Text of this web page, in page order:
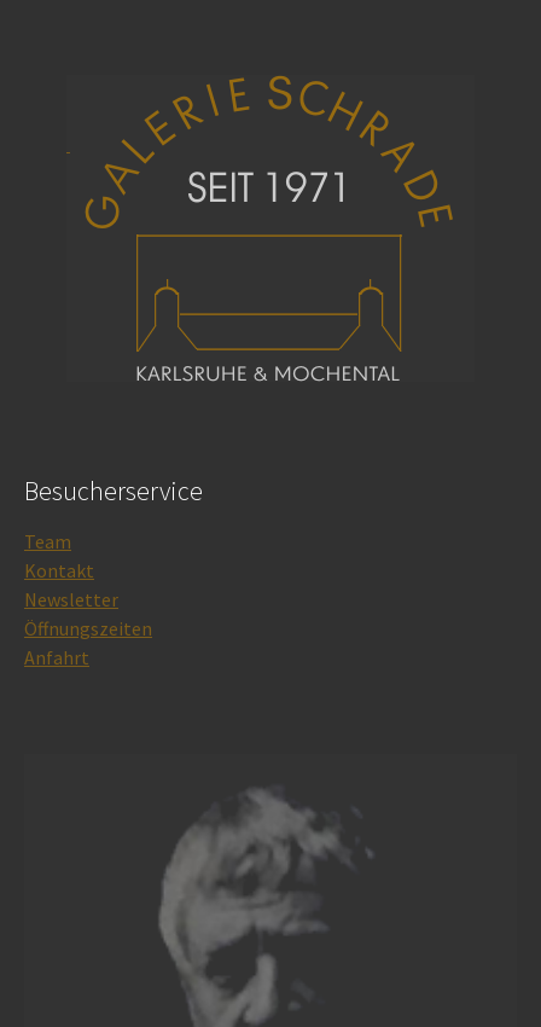
Besucherservice
Team
Kontakt
Newsletter
Öffnungszeiten
Anfahrt